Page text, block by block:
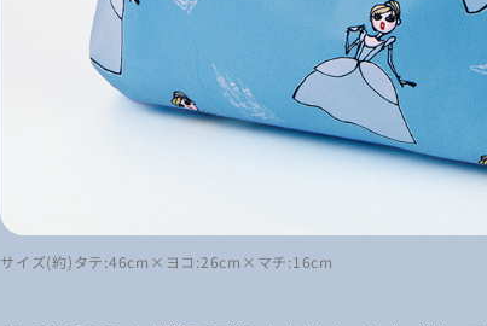
サイズ(約)タテ:46cm×ヨコ:26cm×マチ:16cm